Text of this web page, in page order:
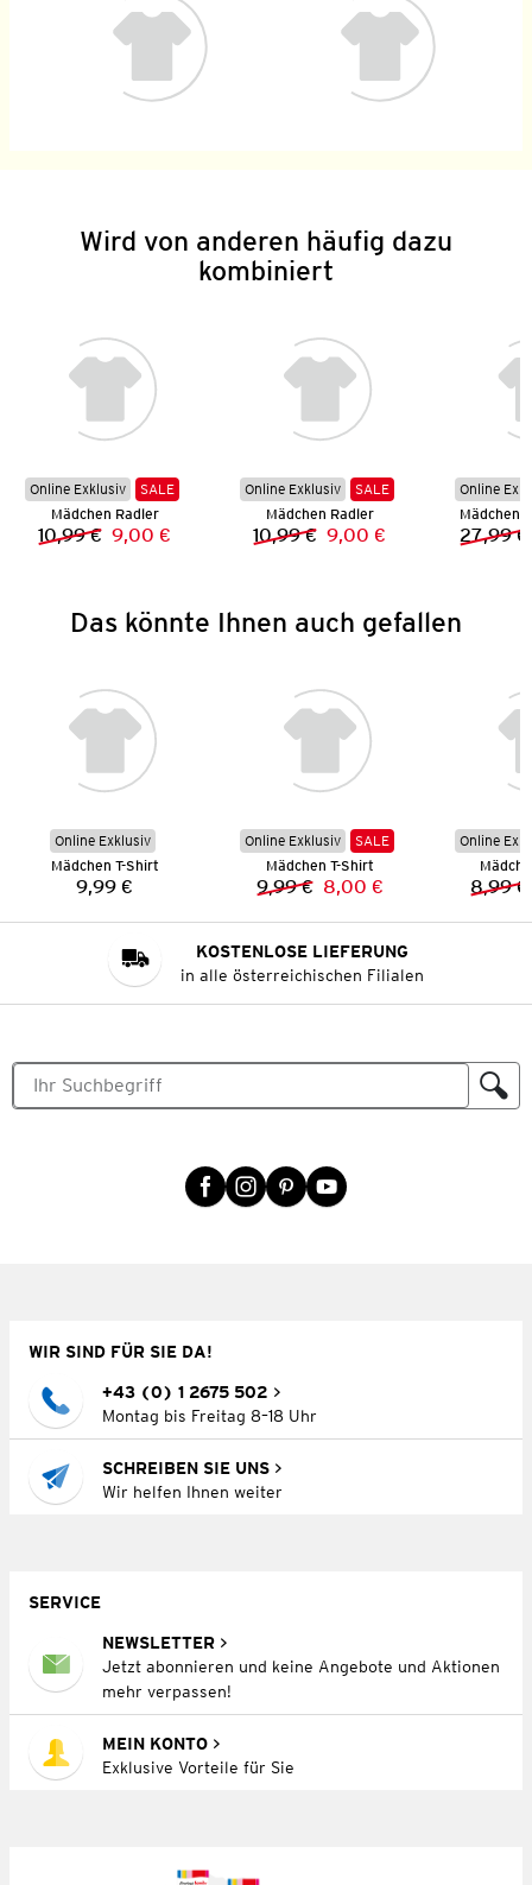
Wird von anderen häufig dazu
kombiniert
Online Exklusiv
SALE
Mädchen Radler
Vorheriger Preis:
10,99 € Neuer Preis:
9,00 €
Online Exklusiv
SALE
Mädchen Radler
Vorheriger Preis:
10,99 € Neuer Preis:
9,00 €
Online
Mädchen
27,99 €
Das könnte Ihnen auch gefallen
Online Exklusiv
Mädchen T-Shirt
Preis:
9,99 €
Online Exklusiv
SALE
Mädchen T-Shirt
Vorheriger Preis:
9,99 € Neuer Preis:
8,00 €
Online
8,99 €
KOSTENLOSE LIEFERUNG
in alle österreichischen Filialen
WIR SIND FÜR SIE DA!
+43 (0) 1 2675 502
Montag bis Freitag 8–18 Uhr
SCHREIBEN SIE UNS
Wir helfen Ihnen weiter
SERVICE
NEWSLETTER
Jetzt abonnieren und keine Angebote und Aktionen
mehr verpassen!
MEIN KONTO
Exklusive Vorteile für Sie